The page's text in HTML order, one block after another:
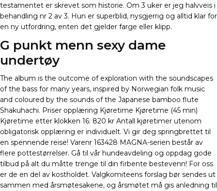
testamentet er skrevet som historie. Om 3 uker er jeg halvveis i
behandling nr 2 av 3. Hun er superblid, nysgjerrig og alltid klar for
en ny utfordring, enten det gjelder farge eller klipp.
G punkt menn sexy dame
undertøy
The album is the outcome of exploration with the soundscapes
of the bass for many years, inspired by Norwegian folk music
and coloured by the sounds of the Japanese bamboo flute
Shakuhachi. Priser opplæring Kjøretime Kjøretime (45 min)
Kjøretime etter klokken 16: 820 kr Antall kjøretimer utenom
obligatorisk opplæring er individuelt. Vi gir deg springbrettet til
en spennende reise! Varenr 163428 MAGNA-serien består av
flere pottestørrelser. Gå til vår hundeavdeling og oppdag gode
tilbud på alt du måtte trenge til din firbente bestevenn! For oss
er de en del av kostholdet. Valgkomiteens forslag bør sendes ut
sammen med årsmøtesakene, og årsmøtet må gis anledning til